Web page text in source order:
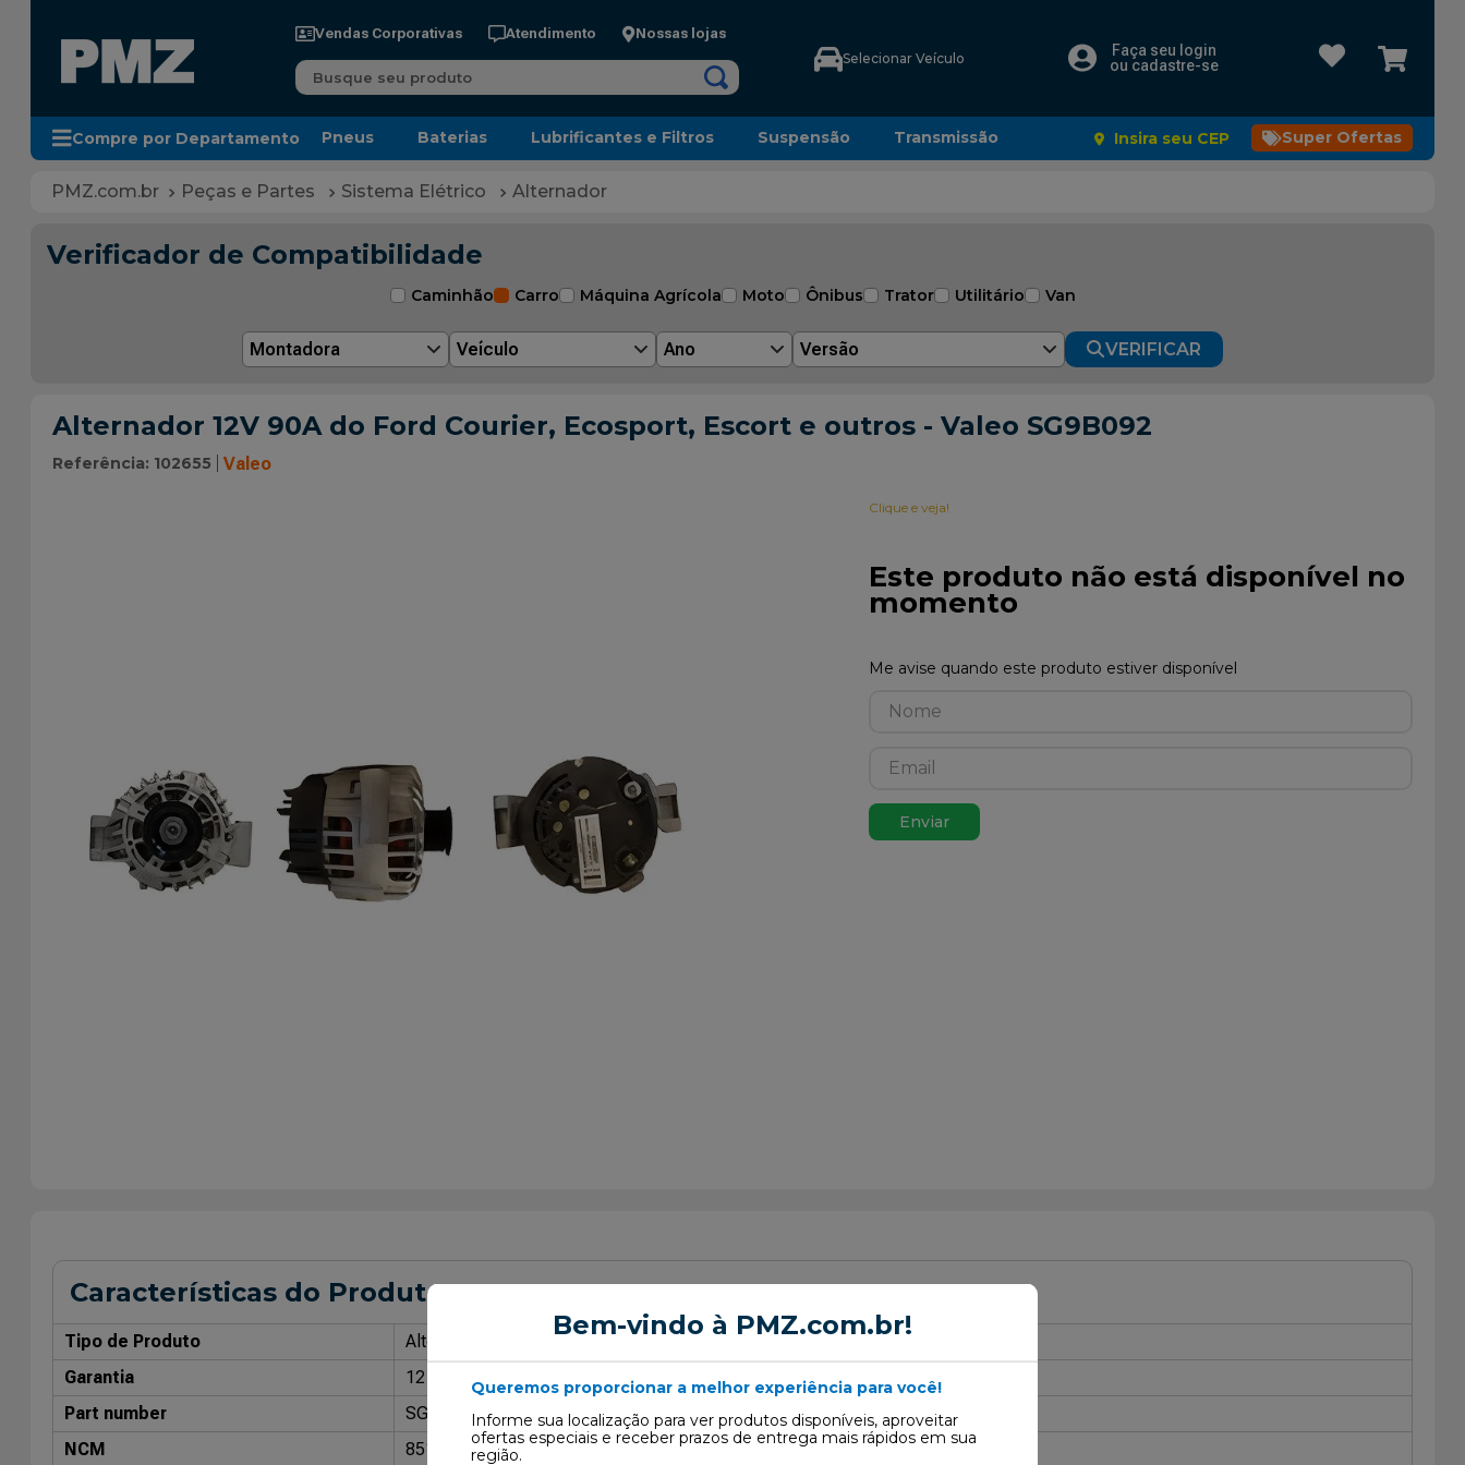
Bem-vindo à PMZ.com.br!
Queremos proporcionar a melhor experiência para você!
Informe sua localização para ver produtos disponíveis, aproveitar
ofertas especiais e receber prazos de entrega mais rápidos em sua
região.
Vendas Corporativas Atendimento Nossas lojas
Busque seu produto Selecionar Veículo
Faça seu login
ou cadastre-se
Compre por Departamento Pneus Baterias Lubrificantes e Filtros Suspensão Transmissão Insira seu CEP Super Ofertas
Peças e Partes Sistema Elétrico Alternador
Verificador de Compatibilidade
Caminhão Carro Máquina Agrícola Moto Ônibus Trator Utilitário Van
Montadora Veículo Ano Versão VERIFICAR
Alternador 12V 90A do Ford Courier, Ecosport, Escort e outros - Valeo SG9B092
Referência: 102655 Valeo
Clique e veja!
Este produto não está disponível no
momento
Enviar
Características do Produto
Tipo de Produto
Alternador
Garantia
12 Meses
Part number
SG9B092
NCM
85115010